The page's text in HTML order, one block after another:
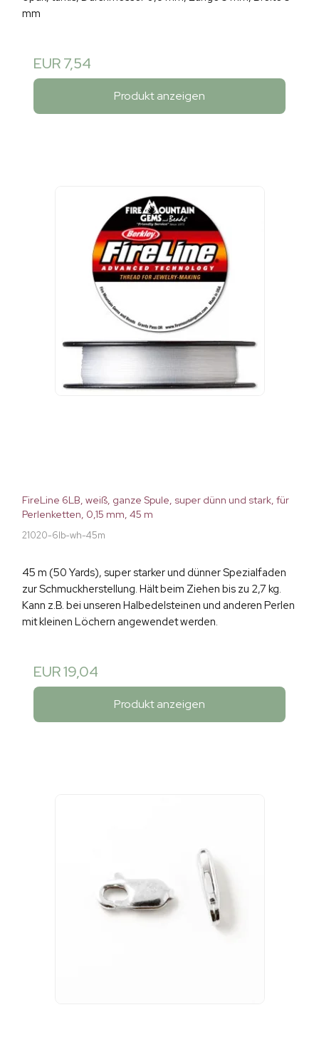
mm
EUR 7,54
Produkt anzeigen
FireLine 6LB, weiß, ganze Spule, super dünn und stark, für
Perlenketten, 0,15 mm, 45 m
21020-6lb-wh-45m
45 m (50 Yards), super starker und dünner Spezialfaden
zur Schmuckherstellung. Hält beim Ziehen bis zu 2,7 kg.
Kann z.B. bei unseren Halbedelsteinen und anderen Perlen
mit kleinen Löchern angewendet werden.
EUR 19,04
Produkt anzeigen